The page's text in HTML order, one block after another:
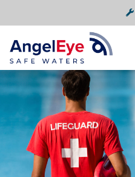
al
contenuto